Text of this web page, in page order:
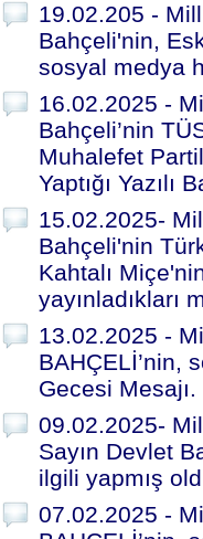
19.02.205 -
Bahçeli'nin,
sosyal medya
16.02.2025 -
Bahçeli’nin
Muhalefet
Yaptığı Yazılı
15.02.2025-
Bahçeli'nin
Kahtalı
yayınladıkları
13.02.2025 -
BAHÇELİ’nin,
Gecesi Mesajı.
09.02.2025-
Sayın Devlet
ilgili yapmış
07.02.2025 -